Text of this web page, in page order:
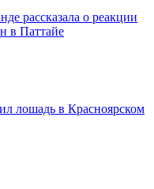
рассказала о реакции
в Паттайе
лошадь в Красноярском